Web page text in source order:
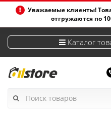
Уважаемые клиенты!
отгружаются по
Каталог